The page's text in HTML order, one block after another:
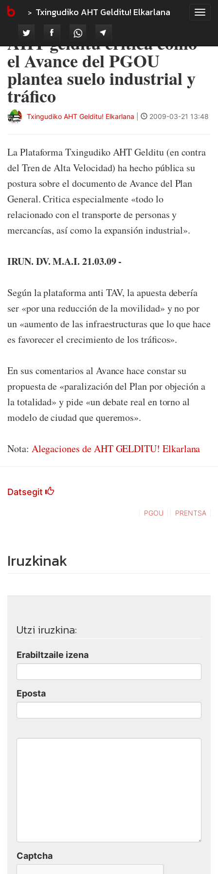
Txingudiko AHT Gelditu! Elkarlana
AHT gelditu critica cómo
el Avance del PGOU
plantea suelo industrial y
tráfico
Txingudiko AHT Gelditu! Elkarlana 2009-03-21 13:48
La Plataforma Txingudiko AHT Gelditu (en contra
del Tren de Alta Velocidad) ha hecho pública su
postura sobre el documento de Avance del Plan
General. Critica especialmente «todo lo
relacionado con el transporte de personas y
mercancías, así como la expansión industrial».
IRUN. DV. M.A.I. 21.03.09 -
Según la plataforma anti TAV, la apuesta debería
ser «por una reducción de la movilidad» y no por
un «aumento de las infraestructuras que lo que hace
es favorecer el crecimiento de los tráficos».
En sus comentarios al Avance hace constar su
propuesta de «paralización del Plan por objeción a
la totalidad» y pide «un debate real en torno al
modelo de ciudad que queremos».
Nota: Alegaciones de AHT GELDITU! Elkarlana
Datsegit
PGOU PRENTSA
Iruzkinak
Utzi iruzkina:
Erabiltzaile izena
Eposta
Captcha